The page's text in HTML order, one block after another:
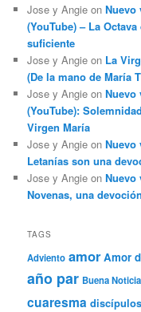
Jose y Angie onNuevo
(YouTube) – La
suficiente
Jose y Angie on La
(De la mano de María
Jose y Angie onNuevo
(YouTube):
Virgen María
Jose y Angie onNuevo
Letanías son una
Jose y Angie onNuevo
Novenas, una
TAGS
Adviento amor Amor
año par Buena Noticia
cuaresma discípulos